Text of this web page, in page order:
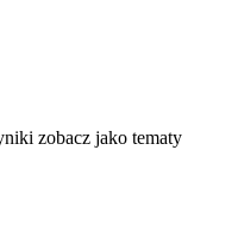
zobacz jako tematy